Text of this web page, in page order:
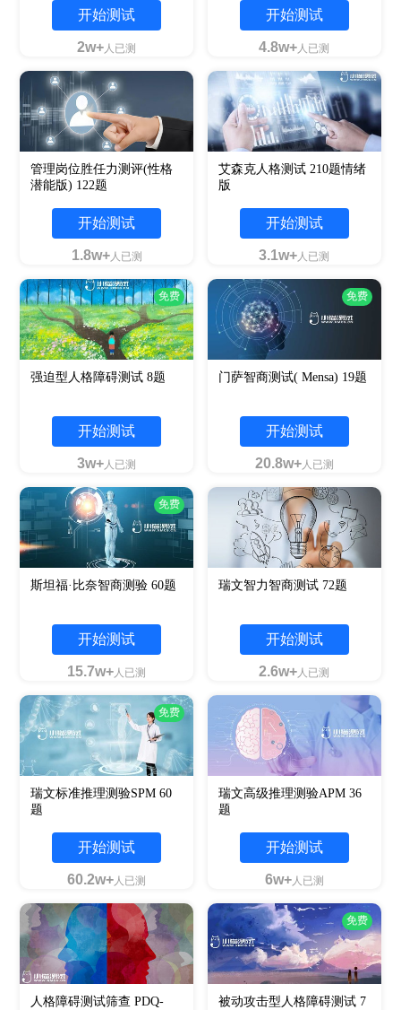
开始测试
2w+人已测
开始测试
4.8w+人已测
管理岗位胜任力测评(性格
潜能版) 122题
开始测试
1.8w+人已测
艾森克人格测试 210题情绪
版
开始测试
3.1w+人已测
免费
强迫型人格障碍测试 8题
开始测试
3w+人已测
免费
门萨智商测试( Mensa) 19题
开始测试
20.8w+人已测
免费
斯坦福·比奈智商测验 60题
开始测试
15.7w+人已测
瑞文智力智商测试 72题
开始测试
2.6w+人已测
免费
瑞文标准推理测验SPM 60
题
开始测试
60.2w+人已测
瑞文高级推理测验APM 36
题
开始测试
6w+人已测
人格障碍测试筛查 PDQ-
免费
被动攻击型人格障碍测试 7